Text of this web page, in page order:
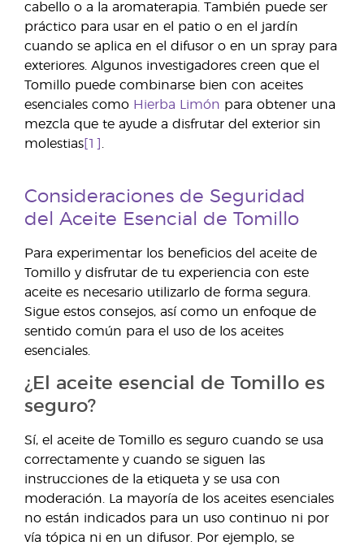
cabello o a la aromaterapia. También puede ser
práctico para usar en el patio o en el jardín
cuando se aplica en el difusor o en un spray para
exteriores. Algunos investigadores creen que el
Tomillo puede combinarse bien con aceites
esenciales como Hierba Limón para obtener una
mezcla que te ayude a disfrutar del exterior sin
molestias [1] .
Consideraciones de Seguridad
del Aceite Esencial de Tomillo
Para experimentar los beneficios del aceite de
Tomillo y disfrutar de tu experiencia con este
aceite es necesario utilizarlo de forma segura.
Sigue estos consejos, así como un enfoque de
sentido común para el uso de los aceites
esenciales.
¿El aceite esencial de Tomillo es
seguro?
Sí, el aceite de Tomillo es seguro cuando se usa
correctamente y cuando se siguen las
instrucciones de la etiqueta y se usa con
moderación. La mayoría de los aceites esenciales
no están indicados para un uso continuo ni por
vía tópica ni en un difusor. Por ejemplo, se